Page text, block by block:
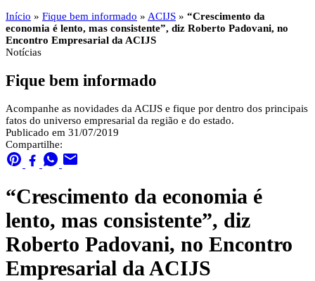
Início » Fique bem informado » ACIJS » “Crescimento da
economia é lento, mas consistente”, diz Roberto Padovani, no
Encontro Empresarial da ACIJS
Notícias
Fique bem informado
Acompanhe as novidades da ACIJS e fique por dentro dos principais
fatos do universo empresarial da região e do estado.
Publicado em 31/07/2019
Compartilhe:
“Crescimento da economia é
lento, mas consistente”, diz
Roberto Padovani, no Encontro
Empresarial da ACIJS